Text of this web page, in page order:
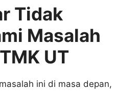
Tidak
Masalah
UT
ini di masa depan,